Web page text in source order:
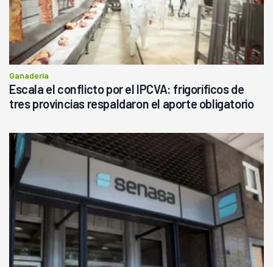
Ganadería
Escala el conflicto por el IPCVA: frigoríficos de
tres provincias respaldaron el aporte obligatorio